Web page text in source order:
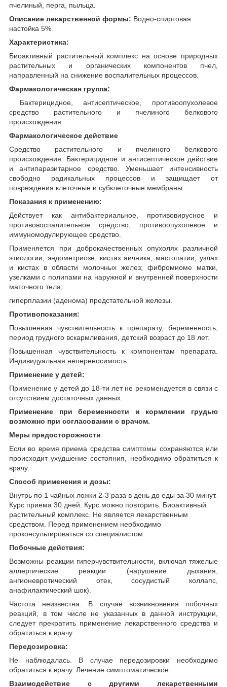
пчелиный, перга, пыльца.
Описание лекарственной формы: Водно-спиртовая
настойка 5%
Характеристика:
Биоактивный растительный комплекс на основе природных
растительных и органических компонентов пчел,
направленный на снижение воспалительных процессов.
Фармакологическая группа:
Бактерицидное, антисептическое, противоопухолевое
средство растительного и пчелиного белкового
происхождения.
Фармакологическое действие
Средство растительного и пчелиного белкового
происхождения. Бактерицидное и антисептическое действие
и антипаразитарное средство. Уменьшает интенсивность
свободно радикальных процессов и защищает от
повреждения клеточные и субклеточные мембраны
Показания к применению:
Действует как антибактериальное, противовирусное и
противовоспалительное средство, противоопухолевое и
иммуномодулирующее средство.
Применяется при доброкачественных опухолях различной
этиологии; эндометриозе, кистах яичника; мастопатии, узлах
и кистах в области молочных желез; фибромиоме матки,
узелками с полипами на наружной и внутренней поверхности
маточного тела;
гиперплазии (аденома) предстательной железы.
Противопоказания:
Повышенная чувствительность к препарату, беременность,
период грудного вскармливания, детский возраст до 18 лет.
Повышенная чувствительность к компонентам препарата.
Индивидуальная непереносимость.
Применение у детей:
Применение у детей до 18-ти лет не рекомендуется в связи с
отсутствием достаточных данных.
Применение при беременности и кормлении грудью
возможно при согласовании с врачом.
Меры предосторожности
Если во время приема средства симптомы сохраняются или
происходит ухудшение состояния, необходимо обратиться к
врачу.
Способ применения и дозы:
Внутрь по 1 чайных ложки 2-3 раза в день до еды за 30 минут.
Курс приема 30 дней. Курс можно повторить. Биоактивный
растительный комплекс. Не является лекарственным
средством. Перед применением необходимо
проконсультироваться со специалистом.
Побочные действия:
Возможны реакции гиперчувствительности, включая тяжелые
аллергические реакции (нарушение дыхания,
ангионевротический отек, сосудистый коллапс,
анафилактический шок).
Частота неизвестна. В случае возникновения побочных
реакций, в том числе не указанных в данной инструкции,
следует прекратить применение лекарственного средства и
обратиться к врачу.
Передозировка:
Не наблюдалась. В случае передозировки необходимо
обратиться к врачу. Лечение симптоматическое.
Взаимодействие с другими лекарственными